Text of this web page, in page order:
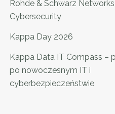
Rohde & Schwarz
Cybersecurity
Kappa Day 2026
Kappa Data IT Compass –
po nowoczesnym IT i
cyberbezpieczeństwie